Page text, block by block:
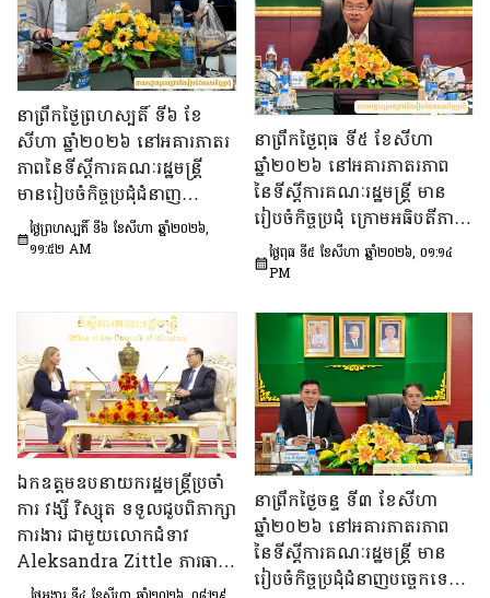
នាព្រឹកថ្ងៃព្រហស្បតិ៍ ទី៦ ខែ
សីហា ឆ្នាំ២០២៦ នៅអគារភាតរ
ភាពនៃទីស្តីការគណៈរដ្ឋមន្រ្តី
មានរៀបចំកិច្ចប្រជុំជំនាញ
បច្ចេកទេស ក្រោមអធិបតីភាព
ឯកឧត្តម សុក ផេង រដ្ឋលេខាធិ
ទី៣នៃក្រុមប្រឹក្សាអ្នកច្បាប់ និង
ឯកឧត្តម ចែម ផល្លា អនុប្រធាន​
និង​ជា​ប្រធាន​ក្រុមការងារទី៣នៃ
ក្រុមប្រឹក្សាសេដ្ឋកិច្ច សង្គមកិច្ច
និង​វប្បធម៌ ដើម្បីពិនិត្យ​និង​
ពិភាក្សា​លើ «សេចក្តីព្រាង
ផែនការ​សកម្មភាពជាតិ​​ស្ដីពី​ការ
បង្ការទប់ស្កាត់​អាពាហ៍ពិពាហ៍​
នៅវ័យក្មេង​និងការ​មាន​ផ្ទៃពោះ​
នៅ​វ័យជំទង់​នៅកម្ពុជា
ឆ្នាំ២០២៦-២០៣០»។
ថ្ងៃព្រហស្បតិ៍ ទី៦ ខែសីហា ឆ្នាំ២០២៦,
១១:៥២ AM
នាព្រឹកថ្ងៃពុធ ទី៥ ខែសីហា
ឆ្នាំ២០២៦ នៅអគារភាតរភាព
នៃទីស្តីការគណៈរដ្ឋមន្រ្តី មាន
រៀបចំកិច្ចប្រជុំ ក្រោមអធិបតីភាព
ឯកឧត្តម ឆឺយ រឿន រដ្ឋលេខាធិ
ការ​ទីស្តីការគណៈរដ្ឋមន្ត្រី ដើម្បី
ព្រាង​គំរូ​របាយការណ៍​សង្ខេប​ស្ដីពី​
វឌ្ឍនភាព​និងសមិទ្ធផល​សំខាន់ៗ​
របស់​រាជរដ្ឋាភិបាល​នៃ​
ព្រះរាជាណាចក្រកម្ពុជា។
ថ្ងៃពុធ ទី៥ ខែសីហា ឆ្នាំ២០២៦, ០១:១៤
PM
ឯកឧត្តមឧបនាយករដ្ឋមន្ត្រីប្រចាំ
ការ វង្សី វិស្សុត ទទួលជួបពិភាក្សា
ការងារ ជាមួយលោកជំទាវ
Aleksandra Zittle ភារធារី
ស្តីទីនៃស្ថានទូតសហរដ្ឋអាម៉េរិក
នាព្រឹកថ្ងៃចន្ទ ទី៣ ខែសីហា
ឆ្នាំ២០២៦ នៅអគារភាតរភាព
នៃទីស្តីការគណៈរដ្ឋមន្រ្តី មាន
រៀបចំកិច្ចប្រជុំជំនាញបច្ចេកទេស